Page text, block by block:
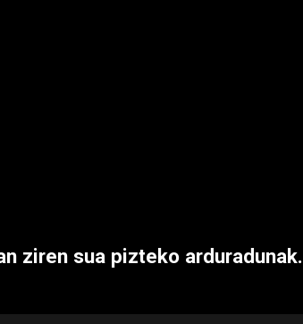
ziren sua pizteko arduradunak.